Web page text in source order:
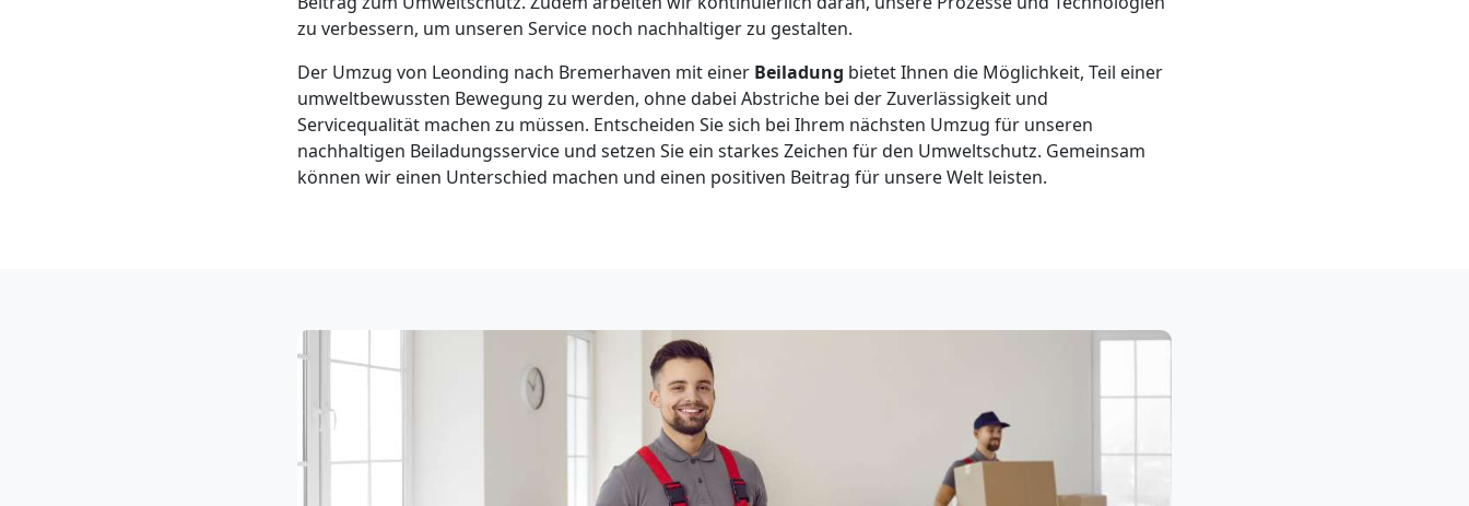
zu verbessern, um unseren Service noch nachhaltiger zu gestalten.
Der Umzug von Leonding nach Bremerhaven mit einer Beiladung bietet Ihnen die Möglichkeit, Teil einer
umweltbewussten Bewegung zu werden, ohne dabei Abstriche bei der Zuverlässigkeit und
Servicequalität machen zu müssen. Entscheiden Sie sich bei Ihrem nächsten Umzug für unseren
nachhaltigen Beiladungsservice und setzen Sie ein starkes Zeichen für den Umweltschutz. Gemeinsam
können wir einen Unterschied machen und einen positiven Beitrag für unsere Welt leisten.
Klaviertransport